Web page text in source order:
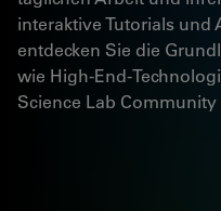
interaktive Tutorials
entdecken Sie die
wie High-End-
Science Lab